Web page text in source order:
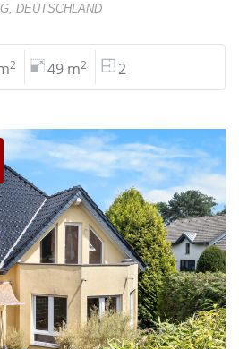
DEUTSCHLAND
2 49 m2 2